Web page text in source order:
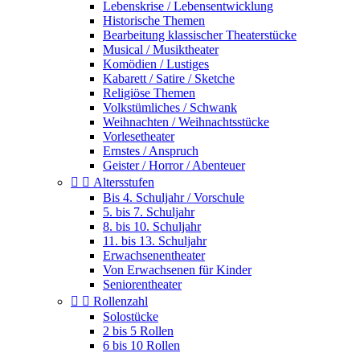
Lebenskrise / Lebensentwicklung
Historische Themen
Bearbeitung klassischer Theaterstücke
Musical / Musiktheater
Komödien / Lustiges
Kabarett / Satire / Sketche
Religiöse Themen
Volkstümliches / Schwank
Weihnachten / Weihnachtsstücke
Vorlesetheater
Ernstes / Anspruch
Geister / Horror / Abenteuer
  Altersstufen
Bis 4. Schuljahr / Vorschule
5. bis 7. Schuljahr
8. bis 10. Schuljahr
11. bis 13. Schuljahr
Erwachsenentheater
Von Erwachsenen für Kinder
Seniorentheater
  Rollenzahl
Solostücke
2 bis 5 Rollen
6 bis 10 Rollen